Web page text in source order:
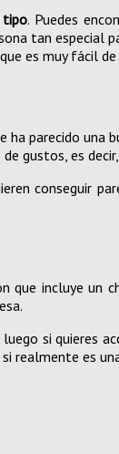
tipo. Puedes
tan especial
es muy fácil
parecido una
gustos, es
conseguir
que incluye un
si quieres
realmente es